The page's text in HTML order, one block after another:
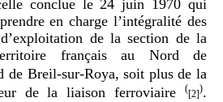
conclue le 24 juin 1970 qui
en charge l’intégralité des
de la section de la
français au Nord de
de Breil-sur-Roya, soit plus de la
de la liaison ferroviaire
([2]).